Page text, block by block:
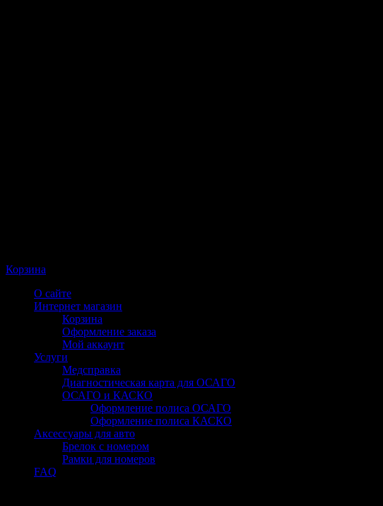
Корзина
О сайте
Интернет магазин
Корзина
Оформление заказа
Мой аккаунт
Услуги
Медсправка
Диагностическая карта для ОСАГО
ОСАГО и КАСКО
Оформление полиса ОСАГО
Оформление полиса КАСКО
Аксессуары для авто
Брелок с номером
Рамки для номеров
FAQ